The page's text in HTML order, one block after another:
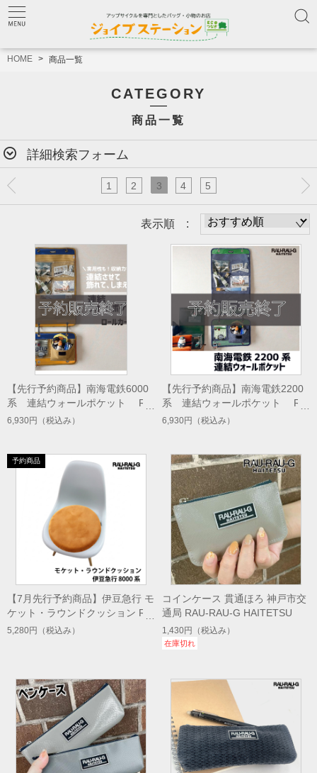
HOME 商品一覧
CATEGORY
商品一覧
詳細検索フォーム
1 2 3 4 5
表示順 :
【先行予約商品】南海電鉄6000
系 連結ウォールポケット RA
U-RAU-G HAITETSU
6,930円 （税込み）
【先行予約商品】南海電鉄2200
系 連結ウォールポケット RA
U-RAU-G HAITETSU
6,930円 （税込み）
【7月先行予約商品】伊豆急行 モ
ケット・ラウンドクッション RA
U-RAU-G HAITETSU
5,280円 （税込み）
コインケース 貫通ほろ 神戸市交
通局 RAU-RAU-G HAITETSU
1,430円 （税込み）
在庫切れ